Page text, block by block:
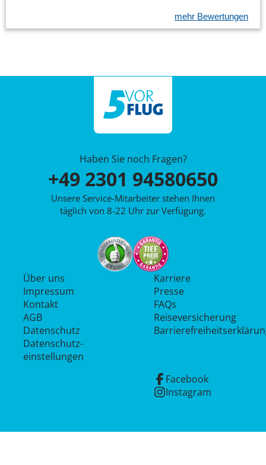
mehr Bewertungen
Haben Sie noch Fragen?
+49 2301 94580650
Unsere Service-Mitarbeiter stehen Ihnen
täglich von 8-22 Uhr zur Verfügung.
Über uns
Impressum
Kontakt
AGB
Datenschutz
Datenschutz­
einstellungen
Karriere
Presse
FAQs
Reiseversicherung
Facebook
Instagram